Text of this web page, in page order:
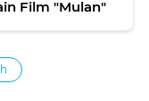
Film "Mulan"